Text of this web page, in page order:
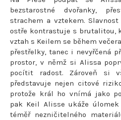
bezstarostné dvořanky,
strachem a vztekem.
ostře kontrastuje s brutalitou,
vztah s Keilem se během
přestřelky, tanec i nevyřčená
prostor, v němž si Alissa
pocítit radost. Zároveň si
představuje nejen citové
protože král ho vnímá jako
pak Keil Alisse ukáže úlomek
téměř nezničitelného